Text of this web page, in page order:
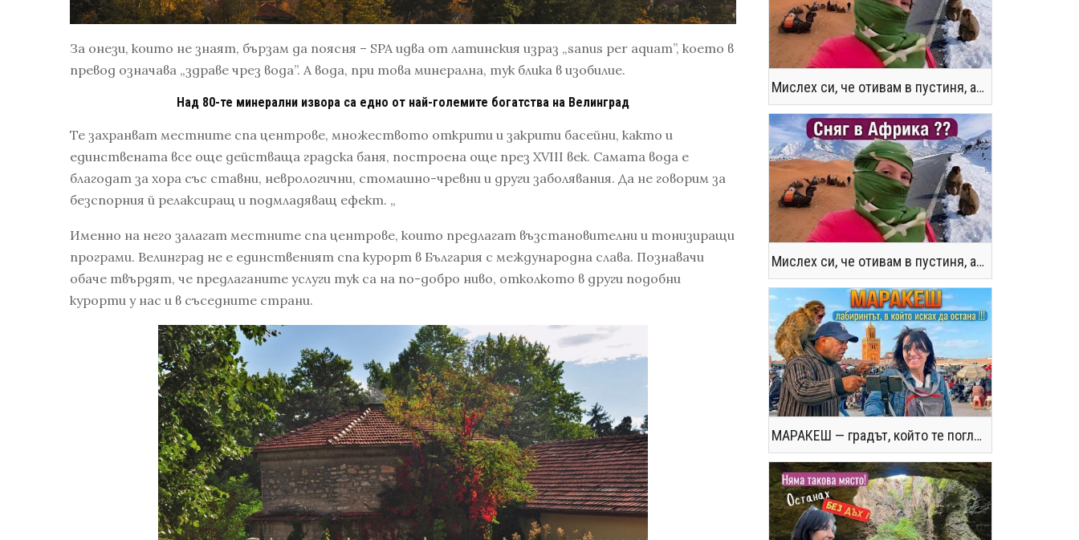
За онези, които не знаят, бързам да поясня – SPA идва от латинския израз „sanus per aquam”, което в
превод означава „здраве чрез вода”. А вода, при това минерална, тук блика в изобилие.
Над 80-те минерални извора са едно от най-големите богатства на Велинград
Те захранват местните спа центрове, множеството открити и закрити басейни, както и
единствената все още действаща градска баня, построена още през XVIII век. Самата вода е
благодат за хора със ставни, неврологични, стомашно-чревни и други заболявания. Да не говорим за
безспорния й релаксиращ и подмладяващ ефект. „
Именно на него залагат местните спа центрове, които предлагат възстановителни и тонизиращи
програми. Велинград не е единственият спа курорт в България с международна слава. Познавачи
обаче твърдят, че предлаганите услуги тук са на по-добро ниво, отколкото в други подобни
курорти у нас и в съседните страни.
Мислех си, че отивам в пустиня, а се озовах в снега !! / Not the Morocco You Know
Мислех си, че отивам в пустиня, а се озовах в снега !! / Not the Morocco You Know
МАРАКЕШ — градът, който те поглъща без предупреждение